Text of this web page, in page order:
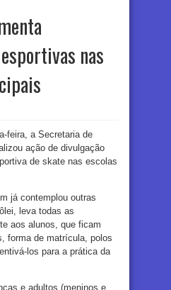
nas
feira, a Secretaria de
ação de divulgação
de skate nas escolas
já contemplou outras
leva todas as
aos alunos, que ficam
forma de matrícula, polos
los para a prática da
e adultos (meninos e